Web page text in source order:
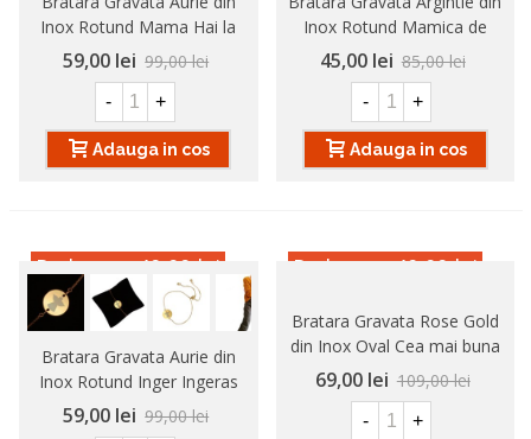
Inox Rotund Mama Hai la
Joaca
59,00 lei 99,00 lei
- +
Adauga in cos
Inox Rotund Mamica de
Baieti
45,00 lei 85,00 lei
- +
Adauga in cos
Reducere-40,00 lei
Bratara Gravata Aurie din
Inox Rotund Inger Ingeras
59,00 lei 99,00 lei
Reducere-40,00 lei
Bratara Gravata Rose Gold
din Inox Oval Cea mai buna
Mama
69,00 lei 109,00 lei
- +